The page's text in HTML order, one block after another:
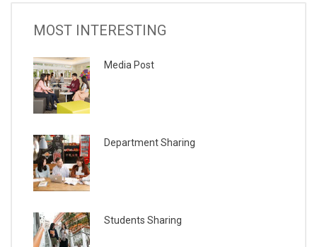
MOST INTERESTING
Media Post
Department Sharing
Students Sharing